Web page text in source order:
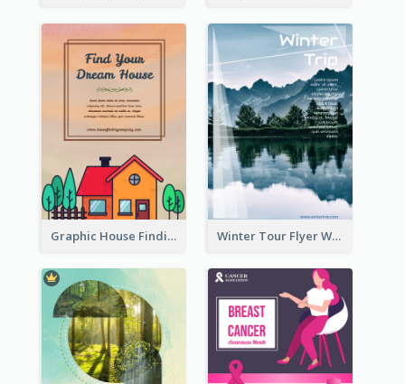
Graphic House Finding Flyer In Warm Colour Tone Winter Tour Flyer With Photo Of Snow Mountain